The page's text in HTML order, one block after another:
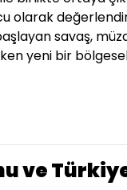
olarak
savaş,
yeni bir
ve